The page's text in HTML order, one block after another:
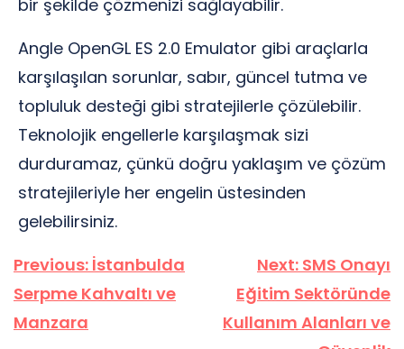
bir şekilde çözmenizi sağlayabilir.
Angle OpenGL ES 2.0 Emulator gibi araçlarla
karşılaşılan sorunlar, sabır, güncel tutma ve
topluluk desteği gibi stratejilerle çözülebilir.
Teknolojik engellerle karşılaşmak sizi
durduramaz, çünkü doğru yaklaşım ve çözüm
stratejileriyle her engelin üstesinden
gelebilirsiniz.
Yazı
gezinmesi
Previous: İstanbulda
Serpme Kahvaltı ve
Manzara
Next: SMS Onayı
Eğitim Sektöründe
Kullanım Alanları ve